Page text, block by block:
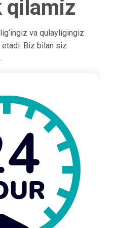
qilamiz
va qulayligingiz
Biz bilan siz